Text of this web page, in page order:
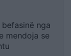
nga
mendoja se